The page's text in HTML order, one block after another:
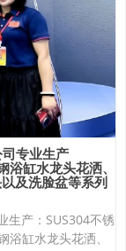
专业生产
缸水龙头花洒、
及洗脸盆等系列
生产：SUS304不锈
缸水龙头花洒、